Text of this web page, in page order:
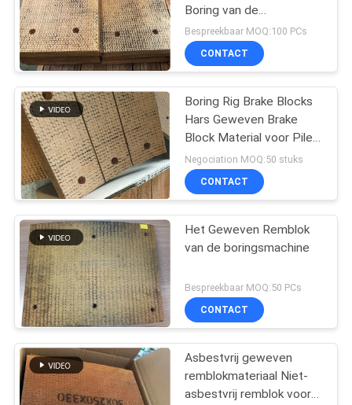
PRIVACY
POLICY
Boring van de
Remblokoliebron
Bespreekbaar MOQ:100 PCs
CONTACT
Boring Rig Brake Blocks
Hars Geweven Brake
Block Material voor Pile
Driver Brakes
Negociation MOQ:50 stuks
CONTACT
Het Geweven Remblok
van de boringsmachine
Bespreekbaar MOQ:50 PCs
CONTACT
Asbestvrij geweven
remblokmateriaal Niet-
asbestvrij remblok voor